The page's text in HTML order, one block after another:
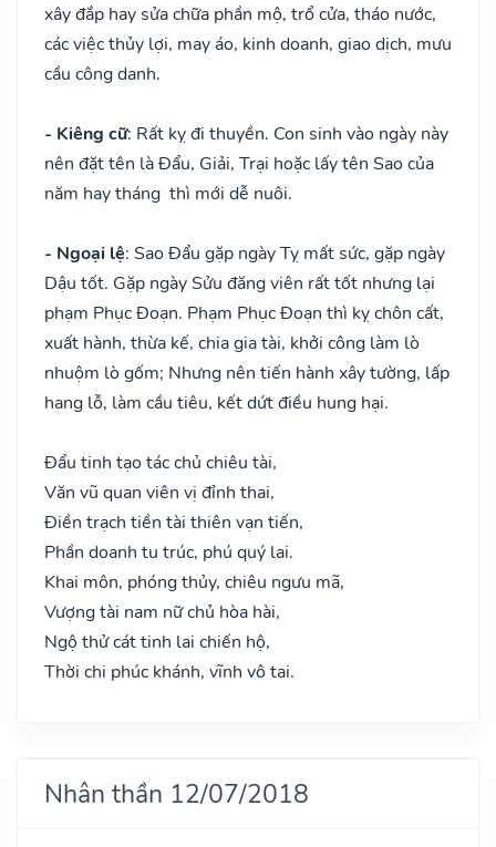
xây đắp hay sửa chữa phần mộ, trổ cửa, tháo nước,
các việc thủy lợi, may áo, kinh doanh, giao dịch, mưu
cầu công danh.
- Kiêng cữ: Rất kỵ đi thuyền. Con sinh vào ngày này
nên đặt tên là Đẩu, Giải, Trại hoặc lấy tên Sao của
năm hay tháng thì mới dễ nuôi.
- Ngoại lệ: Sao Đẩu gặp ngày Tỵ mất sức, gặp ngày
Dậu tốt. Gặp ngày Sửu đăng viên rất tốt nhưng lại
phạm Phục Đoạn. Phạm Phục Đoạn thì kỵ chôn cất,
xuất hành, thừa kế, chia gia tài, khởi công làm lò
nhuộm lò gốm; Nhưng nên tiến hành xây tường, lấp
hang lỗ, làm cầu tiêu, kết dứt điều hung hại.
Đẩu tinh tạo tác chủ chiêu tài,
Văn vũ quan viên vị đỉnh thai,
Điền trạch tiền tài thiên vạn tiến,
Phần doanh tu trúc, phú quý lai.
Khai môn, phóng thủy, chiêu ngưu mã,
Vượng tài nam nữ chủ hòa hài,
Ngộ thử cát tinh lai chiến hộ,
Thời chi phúc khánh, vĩnh vô tai.
Nhân thần 12/07/2018